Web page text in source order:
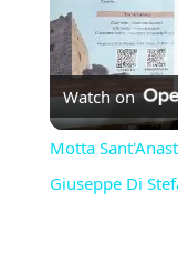
Watch on
Motta
Giuseppe Di